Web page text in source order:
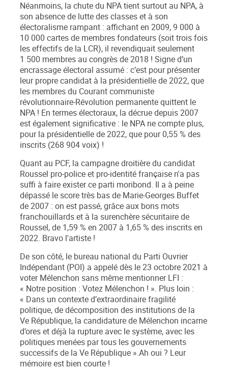
Néanmoins, la chute du NPA tient surtout au NPA, à
son absence de lutte des classes et à son
électoralisme rampant : affichant en 2009, 9 000 à
10 000 cartes de membres fondateurs (soit trois fois
les effectifs de la LCR), il revendiquait seulement
1 500 membres au congrès de 2018 ! Signe d’un
encrassage électoral assumé : c’est pour présenter
leur propre candidat à la présidentielle de 2022, que
les membres du Courant communiste
révolutionnaire-Révolution permanentequittent le
NPA ! En termes électoraux, la décrue depuis 2007
est également significative : le NPA ne compte plus,
pour la présidentielle de 2022, que pour 0,55 % des
inscrits (268 904 voix) !
Quant au PCF, la campagne droitière du candidat
Roussel pro-police et pro-identité française n'a pas
suffi à faire exister ce parti moribond. Il a à peine
dépassé le score très bas de Marie-Georges Buffet
de 2007 : on est passé, grâce aux bons mots
franchouillards et à la surenchère sécuritaire de
Roussel, de 1,59 % en 2007 à 1,65 % des inscrits en
2022. Bravo l'artiste !
De son côté, le bureau national du Parti Ouvrier
Indépendant (POI) a appelé dès le 23 octobre 2021 à
voter Mélenchon sans même mentionner LFI :
« Notre position : Votez Mélenchon ! ». Plus loin :
« Dans un contexte d’extraordinaire fragilité
politique, de décomposition des institutions de la
Ve République, la candidature de Mélenchon incarne
d’ores et déjà la rupture avec le système, avec les
politiques menées par tous les gouvernements
successifs de la Ve République ».Ah oui ? Leur
mémoire est bien courte !